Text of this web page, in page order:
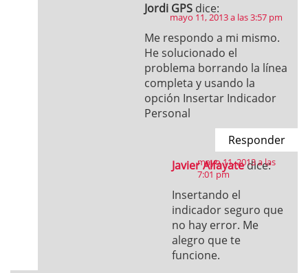
Jordi GPS dice:
mayo 11, 2013 a las 3:57 pm
Me respondo a mi mismo.
He solucionado el
problema borrando la línea
completa y usando la
opción Insertar Indicador
Personal
Responder
Javier Alfayatedice:
mayo 11, 2013 a las
7:01 pm
Insertando el
indicador seguro que
no hay error. Me
alegro que te
funcione.